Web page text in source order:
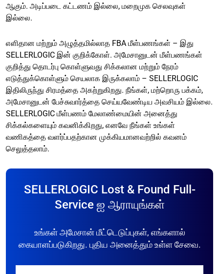
ஆகும். அடிப்படை கட்டணம் இல்லை, மறைமுக செலவுகள்
இல்லை.
எளிதான மற்றும் அழுத்தமில்லாத FBA மீள்பணங்கள் – இது
SELLERLOGIC இன் குறிக்கோள். அமேசானுடன் மீள்பணங்கள்
குறித்து தொடர்பு கொள்ளுவது சிக்கலான மற்றும் நேரம்
எடுத்துக்கொள்ளும் செயலாக இருக்கலாம் – SELLERLOGIC
இதிலிருந்து சிரமத்தை அகற்றுகிறது. நீங்கள், மற்றொரு பக்கம்,
அமேசானுடன் பேச்சுவார்த்தை செய்யவேண்டிய அவசியம் இல்லை.
SELLERLOGIC மீள்பணம் மேலாண்மையின் அனைத்து
சிக்கல்களையும் கவனிக்கிறது, எனவே நீங்கள் உங்கள்
வணிகத்தை வளர்ப்பதற்கான முக்கியமானவற்றில் கவனம்
செலுத்தலாம்.
SELLERLOGIC Lost & Found Full-
Service ஐ ஆராயுங்கள்
உங்கள் அமேசான் மீட்டெடுப்புகள், எங்களால்
கையாளப்படுகிறது. புதிய அனைத்தும் உள்ள சேவை.